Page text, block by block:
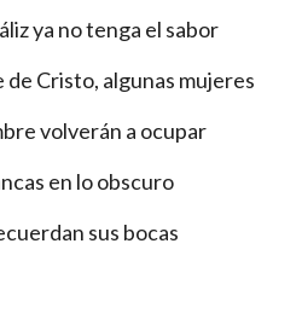
ya no tenga el sabor
de Cristo, algunas mujeres
volverán a ocupar
en lo obscuro
sus bocas